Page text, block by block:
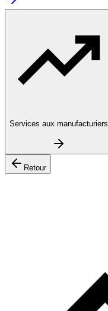
Services aux manufacturiers
Retour